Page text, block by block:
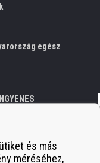
egész
és más
méréséhez,